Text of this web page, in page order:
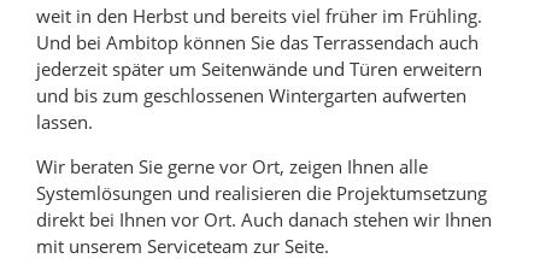
weit in den Herbst und bereits viel früher im Frühling.
Und bei Ambitop können Sie das Terrassendach auch
jederzeit später um Seitenwände und Türen erweitern
und bis zum geschlossenen Wintergarten aufwerten
lassen.
Wir beraten Sie gerne vor Ort, zeigen Ihnen alle
Systemlösungen und realisieren die Projektumsetzung
direkt bei Ihnen vor Ort. Auch danach stehen wir Ihnen
mit unserem Serviceteam zur Seite.